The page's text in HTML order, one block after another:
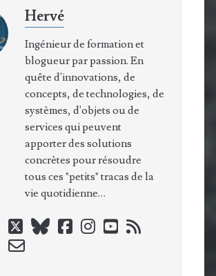
Hervé
Ingénieur de formation et
blogueur par passion. En
quête d'innovations, de
concepts, de technologies, de
systèmes, d'objets ou de
services qui peuvent
apporter des solutions
concrètes pour résoudre
tous ces "petits" tracas de la
vie quotidienne…
twitterblueskyfacebook
instagram
youtube
rss
email-